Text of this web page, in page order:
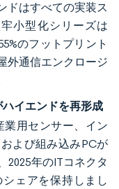
ドはすべての実装ス
小型化シリーズは
のフットプリント
外通信エンクロージ
イエンドを再形成
業用センサー、イン
よび組み込みPCが
2025年のITコネクタ
ェアを保持しまし